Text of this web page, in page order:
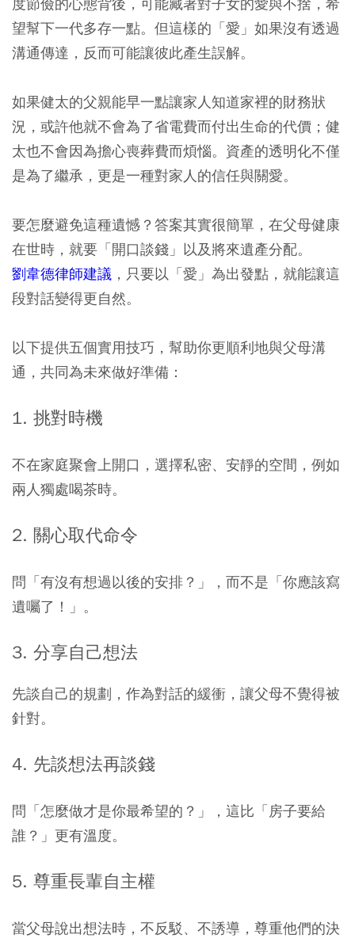
望幫下一代多存一點。但這樣的「愛」如果沒有透過
溝通傳達，反而可能讓彼此產生誤解。
如果健太的父親能早一點讓家人知道家裡的財務狀
況，或許他就不會為了省電費而付出生命的代價；健
太也不會因為擔心喪葬費而煩惱。資產的透明化不僅
是為了繼承，更是一種對家人的信任與關愛。
要怎麼避免這種遺憾？答案其實很簡單，在父母健康
在世時，就要「開口談錢」以及將來遺產分配。
劉韋德律師建議 ，只要以「愛」為出發點，就能讓這
段對話變得更自然。
以下提供五個實用技巧，幫助你更順利地與父母溝
通，共同為未來做好準備：
1. 挑對時機
不在家庭聚會上開口，選擇私密、安靜的空間，例如
兩人獨處喝茶時。
2. 關心取代命令
問「有沒有想過以後的安排？」，而不是「你應該寫
遺囑了！」。
3. 分享自己想法
先談自己的規劃，作為對話的緩衝，讓父母不覺得被
針對。
4. 先談想法再談錢
問「怎麼做才是你最希望的？」，這比「房子要給
誰？」更有溫度。
5. 尊重長輩自主權
當父母說出想法時，不反駁、不誘導，尊重他們的決